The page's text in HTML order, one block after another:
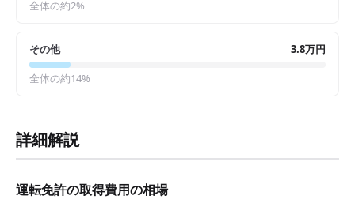
全体の約2%
その他 3.8万円
全体の約14%
詳細解説
運転免許の取得費用の相場